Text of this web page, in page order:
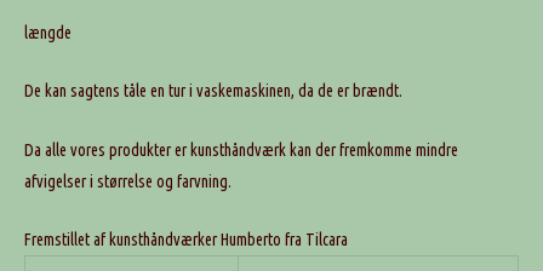
længde
De kan sagtens tåle en tur i vaskemaskinen, da de er brændt.
Da alle vores produkter er kunsthåndværk kan der fremkomme mindre
afvigelser i størrelse og farvning.
Fremstillet af kunsthåndværker Humberto fra Tilcara